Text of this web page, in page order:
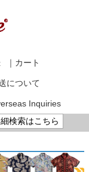
｜カート
について
Inquiries
検索はこちら